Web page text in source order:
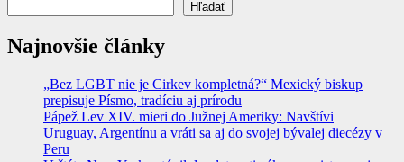
Hľadať
Najnovšie články
„Bez LGBT nie je Cirkev kompletná?“ Mexický biskup
prepisuje Písmo, tradíciu aj prírodu
Pápež Lev XIV. mieri do Južnej Ameriky: Navštívi
Uruguay, Argentínu a vráti sa aj do svojej bývalej diecézy v
Peru